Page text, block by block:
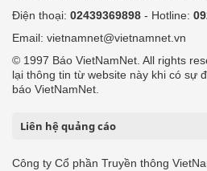
Điện thoại: 02439369898 - Hotline:
Email: vietnamnet@vietnamnet.vn
© 1997 Báo VietNamNet. All rights
lại thông tin từ website này khi có sự
báo VietNamNet.
Liên hệ quảng cáo
Công ty Cổ phần Truyền thông